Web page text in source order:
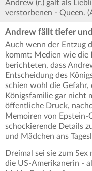
Andrew (r.) galt als
verstorbenen - Queen.
Andrew fällt tiefer
Auch wenn der Entzug
kommt: Medien wie die
berichteten, dass
Entscheidung des
schien wohl die Gefahr,
Königsfamilie gar nicht
öffentliche Druck,
Memoiren von
schockierende Details
und Mädchen ans
Dreimal sei sie zum
die US-Amerikanerin -